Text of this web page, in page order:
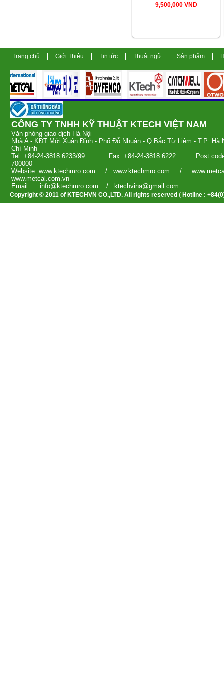
9,500,000 VND
Trang chủ Giới Thiệu Tin tức Thuật ngữ Sản phẩm
CÔNG TY TNHH KỸ THUẬT KTECH
Văn phòng giao dịch
Nhà A - KĐT Mới Xuân Đỉnh - Phố Đỗ Nhuận - Q.Bắc Từ Liêm -
Chí Minh
Tel: +84-24-3818 6233/99 Fax: +84-24-3818 6222 Post
700000
Website: www.ktechmro.com / www.ktechmro.com /
www.metcal.com.vn
Email : info@ktechmro.com /
Copyright © 2011 of KTECHVN CO.,LTD. All rights reserved ( Hotline :